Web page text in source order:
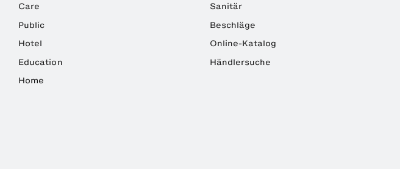
Care
Public
Hotel
Education
Home
Sanitär
Beschläge
Online-Katalog
Händlersuche